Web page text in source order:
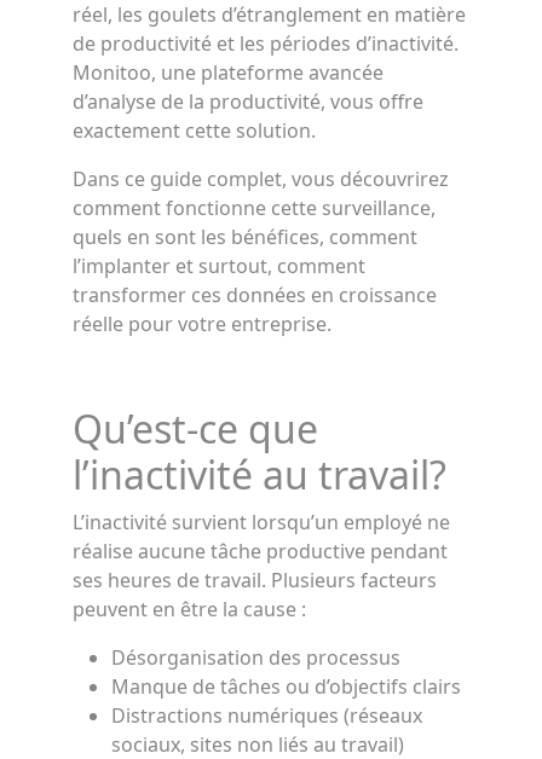
réel, les goulets d’étranglement en matière
de productivité et les périodes d’inactivité.
Monitoo, une plateforme avancée
d’analyse de la productivité, vous offre
exactement cette solution.
Dans ce guide complet, vous découvrirez
comment fonctionne cette surveillance,
quels en sont les bénéfices, comment
l’implanter et surtout, comment
transformer ces données en croissance
réelle pour votre entreprise.
Qu’est-ce que
l’inactivité au travail?
L’inactivité survient lorsqu’un employé ne
réalise aucune tâche productive pendant
ses heures de travail. Plusieurs facteurs
peuvent en être la cause :
Désorganisation des processus
Manque de tâches ou d’objectifs clairs
Distractions numériques (réseaux
sociaux, sites non liés au travail)